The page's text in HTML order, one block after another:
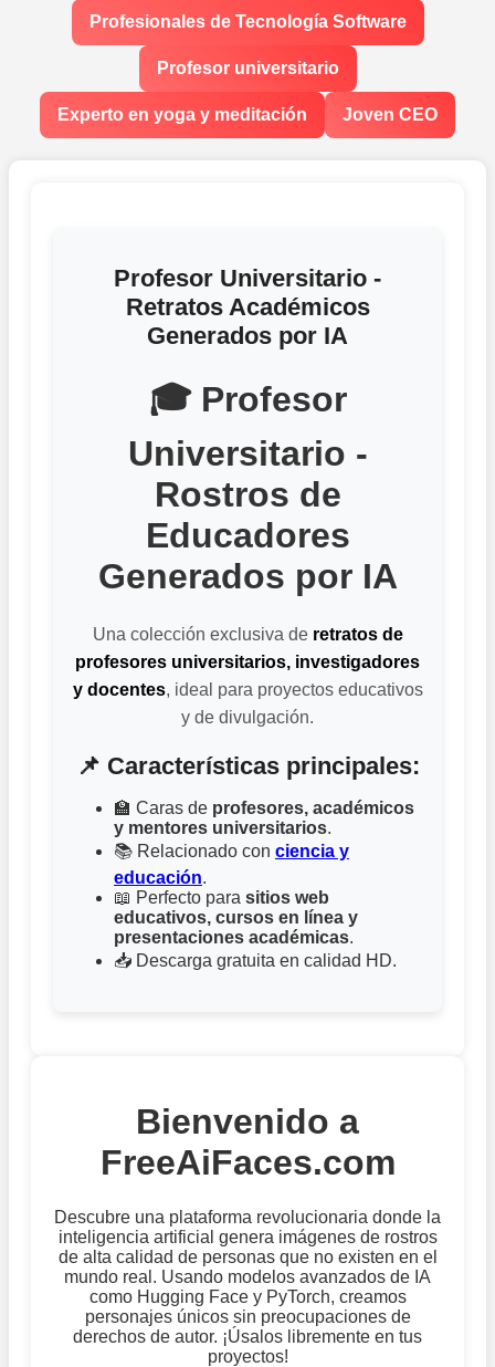
Profesionales de Tecnología Software
Profesor universitario
Experto en yoga y meditación Joven CEO
Profesor Universitario -
Retratos Académicos
Generados por IA
🎓 Profesor
Universitario -
Rostros de
Educadores
Generados por IA
Una colección exclusiva de retratos de
profesores universitarios, investigadores
y docentes, ideal para proyectos educativos
y de divulgación.
📌 Características principales:
🏫 Caras de profesores, académicos
y mentores universitarios.
📚 Relacionado con ciencia y
educación.
📖 Perfecto para sitios web
educativos, cursos en línea y
presentaciones académicas.
📥 Descarga gratuita en calidad HD.
Bienvenido a
FreeAiFaces.com
Descubre una plataforma revolucionaria donde la
inteligencia artificial genera imágenes de rostros
de alta calidad de personas que no existen en el
mundo real. Usando modelos avanzados de IA
como Hugging Face y PyTorch, creamos
personajes únicos sin preocupaciones de
derechos de autor. ¡Úsalos libremente en tus
proyectos!